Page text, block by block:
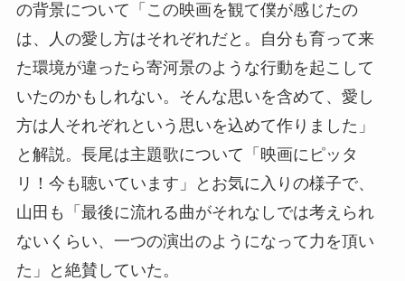
の背景について「この映画を観て僕が感じたの
は、人の愛し方はそれぞれだと。自分も育って来
た環境が違ったら寄河景のような行動を起こして
いたのかもしれない。そんな思いを含めて、愛し
方は人それぞれという思いを込めて作りました」
と解説。長尾は主題歌について「映画にピッタ
リ！今も聴いています」とお気に入りの様子で、
山田も「最後に流れる曲がそれなしでは考えられ
ないくらい、一つの演出のようになって力を頂い
た」と絶賛していた。